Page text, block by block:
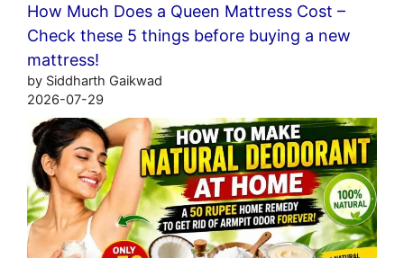
How Much Does a Queen Mattress Cost –
Check these 5 things before buying a new
mattress!
by Siddharth Gaikwad
2026-07-29